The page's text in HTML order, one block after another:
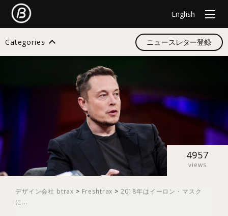
English
Categories
検索
すべて
デザイン
イノベーション
ニュースレター登録
4957
views
デザイン会社 btrax > Freshtrax > 2018年はイーロン・マスク
に...